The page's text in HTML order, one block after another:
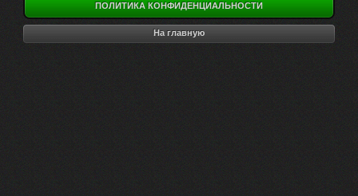
ПОЛИТИКА КОНФИДЕНЦИАЛЬНОСТИ
На главную